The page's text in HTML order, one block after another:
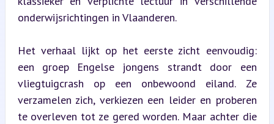
onderwijsrichtingen in Vlaanderen.
Het verhaal lijkt op het eerste zicht eenvoudig:
een groep Engelse jongens strandt door een
vliegtuigcrash op een onbewoond eiland. Ze
verzamelen zich, verkiezen een leider en proberen
te overleven tot ze gered worden. Maar achter die